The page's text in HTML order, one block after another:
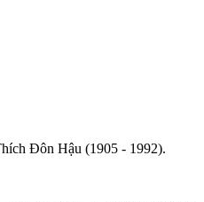
Đôn Hậu (1905 - 1992).